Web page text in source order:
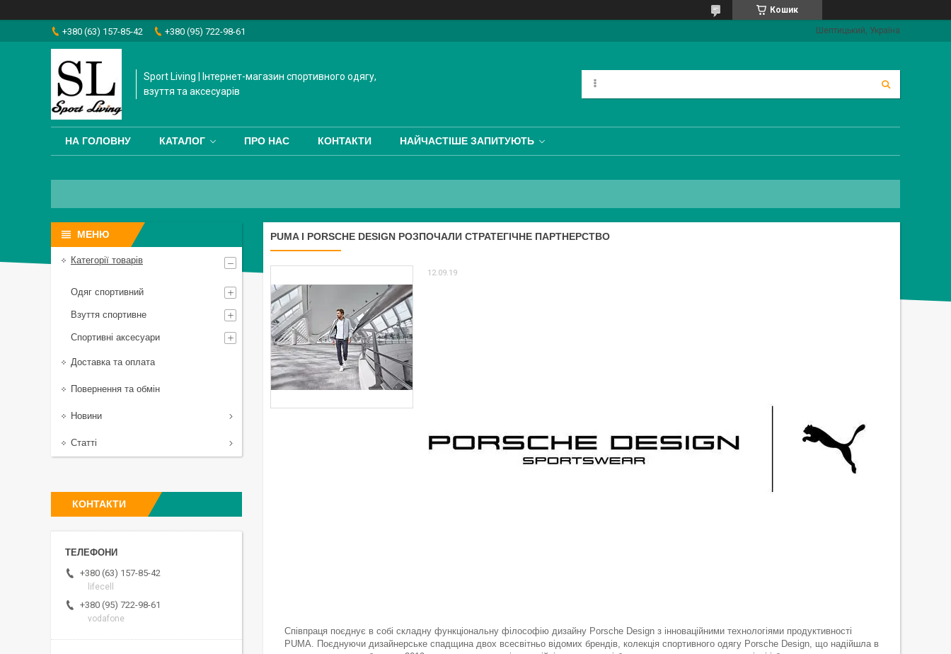
Кошик
+380 (63) 157-85-42 +380 (95) 722-98-61 Шептицький, Україна
Sport Living | Інтернет-магазин спортивного одягу,
взуття та аксесуарів
НА ГОЛОВНУ КАТАЛОГ ПРО НАС КОНТАКТИ НАЙЧАСТІШЕ ЗАПИТУЮТЬ
PUMA І PORSCHE DESIGN РОЗПОЧАЛИ СТРАТЕГІЧНЕ ПАРТНЕРСТВО
12.09.19
Співпраця поєднує в собі складну функціональну філософію дизайну Porsche Design з інноваційними технологіями продуктивності
PUMA. Поєднуючи дизайнерське спадщина двох всесвітньо відомих брендів, колекція спортивного одягу Porsche Design, що надійшла в
Категорії товарів
Одяг спортивний
Взуття спортивне
Спортивні аксесуари
Доставка та оплата
Повернення та обмін
Новини
Статті
КОНТАКТИ
+380 (63) 157-85-42
lifecell
+380 (95) 722-98-61
vodafone